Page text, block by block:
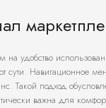
удобство
сути. Навигационное
Такой подход
важна для